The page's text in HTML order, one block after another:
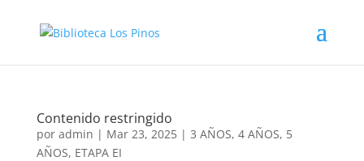
Contenido restringido
por admin | Mar 23, 2025| 3 AÑOS, 4 AÑOS, 5
AÑOS, ETAPA EI